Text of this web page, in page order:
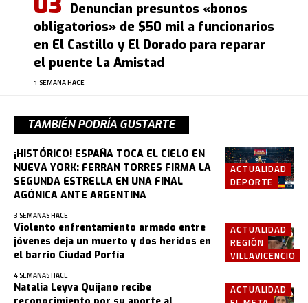
Denuncian presuntos «bonos
obligatorios» de $50 mil a funcionarios
en El Castillo y El Dorado para reparar
el puente La Amistad
1 SEMANA HACE
TAMBIÉN PODRÍA GUSTARTE
ACTUALIDAD
DEPORTE
¡HISTÓRICO! ESPAÑA TOCA EL CIELO EN
NUEVA YORK: FERRAN TORRES FIRMA LA
SEGUNDA ESTRELLA EN UNA FINAL
AGÓNICA ANTE ARGENTINA
3 SEMANAS HACE
ACTUALIDAD
REGIÓN
VILLAVICENCIO
Violento enfrentamiento armado entre
jóvenes deja un muerto y dos heridos en
el barrio Ciudad Porfía
4 SEMANAS HACE
ACTUALIDAD
Natalia Leyva Quijano recibe